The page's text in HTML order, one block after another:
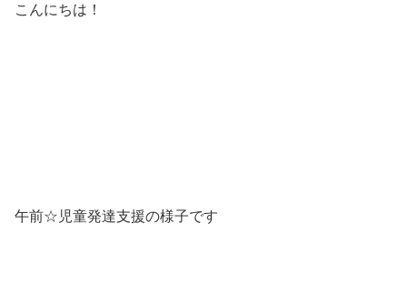
こんにちは！
午前☆児童発達支援の様子です